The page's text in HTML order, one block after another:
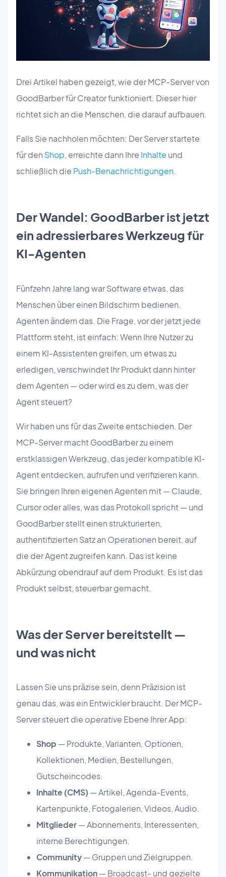
Drei Artikel haben gezeigt, wie der MCP-Server von
GoodBarber für Creator funktioniert. Dieser hier
richtet sich an die Menschen, die darauf aufbauen.
Falls Sie nachholen möchten: Der Server startete
für den Shop, erreichte dann Ihre Inhalte und
schließlich die Push-Benachrichtigungen.
Der Wandel: GoodBarber ist jetzt
ein adressierbares Werkzeug für
KI-Agenten
Fünfzehn Jahre lang war Software etwas, das
Menschen über einen Bildschirm bedienen.
Agenten ändern das. Die Frage, vor der jetzt jede
Plattform steht, ist einfach: Wenn Ihre Nutzer zu
einem KI-Assistenten greifen, um etwas zu
erledigen, verschwindet Ihr Produkt dann hinter
dem Agenten — oder wird es zu dem, was der
Agent steuert?
Wir haben uns für das Zweite entschieden. Der
MCP-Server macht GoodBarber zu einem
erstklassigen Werkzeug, das jeder kompatible KI-
Agent entdecken, aufrufen und verifizieren kann.
Sie bringen Ihren eigenen Agenten mit — Claude,
Cursor oder alles, was das Protokoll spricht — und
GoodBarber stellt einen strukturierten,
authentifizierten Satz an Operationen bereit, auf
die der Agent zugreifen kann. Das ist keine
Abkürzung obendrauf auf dem Produkt. Es ist das
Produkt selbst, steuerbar gemacht.
Was der Server bereitstellt —
und was nicht
Lassen Sie uns präzise sein, denn Präzision ist
genau das, was ein Entwickler braucht. Der MCP-
Server steuert die operative Ebene Ihrer App:
Shop — Produkte, Varianten, Optionen,
Kollektionen, Medien, Bestellungen,
Gutscheincodes.
Inhalte (CMS) — Artikel, Agenda-Events,
Kartenpunkte, Fotogalerien, Videos, Audio.
Mitglieder— Abonnements, Interessenten,
interne Berechtigungen.
Community— Gruppen und Zielgruppen.
Kommunikation— Broadcast- und gezielte